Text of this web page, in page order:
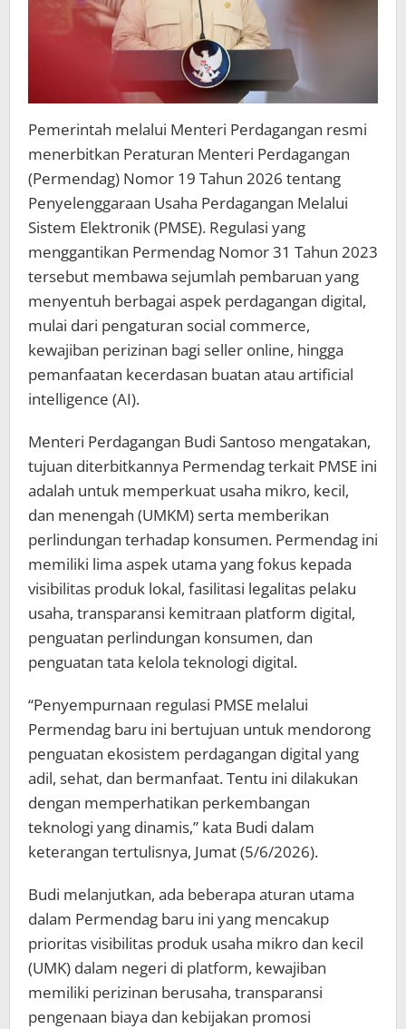
Pemerintah melalui Menteri Perdagangan resmi
menerbitkan Peraturan Menteri Perdagangan
(Permendag) Nomor 19 Tahun 2026 tentang
Penyelenggaraan Usaha Perdagangan Melalui
Sistem Elektronik (PMSE). Regulasi yang
menggantikan Permendag Nomor 31 Tahun 2023
tersebut membawa sejumlah pembaruan yang
menyentuh berbagai aspek perdagangan digital,
mulai dari pengaturan social commerce,
kewajiban perizinan bagi seller online, hingga
pemanfaatan kecerdasan buatan atau artificial
intelligence (AI).
Menteri Perdagangan Budi Santoso mengatakan,
tujuan diterbitkannya Permendag terkait PMSE ini
adalah untuk memperkuat usaha mikro, kecil,
dan menengah (UMKM) serta memberikan
perlindungan terhadap konsumen. Permendag ini
memiliki lima aspek utama yang fokus kepada
visibilitas produk lokal, fasilitasi legalitas pelaku
usaha, transparansi kemitraan platform digital,
penguatan perlindungan konsumen, dan
penguatan tata kelola teknologi digital.
“Penyempurnaan regulasi PMSE melalui
Permendag baru ini bertujuan untuk mendorong
penguatan ekosistem perdagangan digital yang
adil, sehat, dan bermanfaat. Tentu ini dilakukan
dengan memperhatikan perkembangan
teknologi yang dinamis,” kata Budi dalam
keterangan tertulisnya, Jumat (5/6/2026).
Budi melanjutkan, ada beberapa aturan utama
dalam Permendag baru ini yang mencakup
prioritas visibilitas produk usaha mikro dan kecil
(UMK) dalam negeri di platform, kewajiban
memiliki perizinan berusaha, transparansi
pengenaan biaya dan kebijakan promosi